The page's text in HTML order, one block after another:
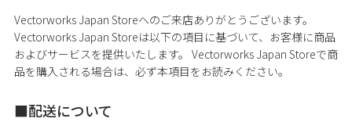
Vectorworks Japan Storeへのご来店ありがとうございます。
Vectorworks Japan Storeは以下の項目に基づいて、お客様に商品
およびサービスを提供いたします。 Vectorworks Japan Storeで商
品を購入される場合は、必ず本項目をお読みください。
配送について